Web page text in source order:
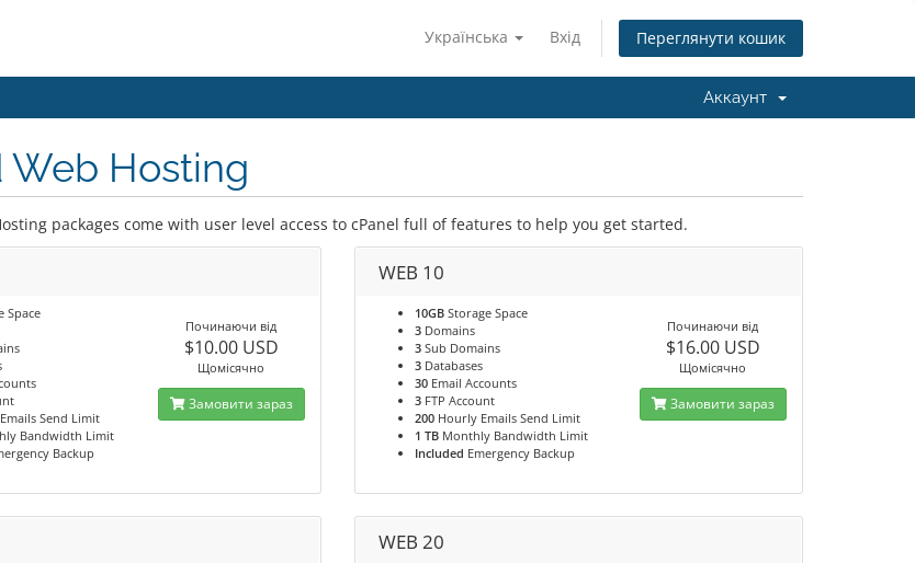
Українська Вхід Переглянути кошик
Аккаунт
Web Hosting
packages come with user level access to cPanel full of features to help you get started.
Space
Send Limit
Bandwidth Limit
Backup
Починаючи від
$10.00 USD
Щомісячно
Замовити зараз
WEB 10
10GB Storage Space
3 Domains
3 Sub Domains
3 Databases
30 Email Accounts
3 FTP Account
200 Hourly Emails Send Limit
1 TB Monthly Bandwidth Limit
Included Emergency Backup
Починаючи від
$16.00 USD
Щомісячно
Замовити зараз
WEB 20